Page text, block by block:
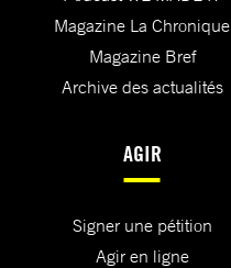
Magazine La Chronique
Magazine Bref
Archive des actualités
AGIR
Signer une pétition
Agir en ligne